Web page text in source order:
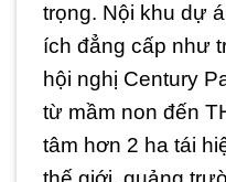
trọng. Nội khu dự
ích đẳng cấp như
hội nghị Century
từ mầm non đến
tâm hơn 2 ha tái